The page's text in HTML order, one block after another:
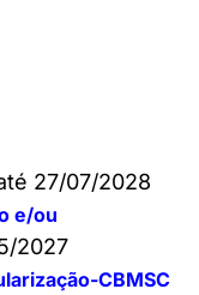
27/07/2028
e/ou
2027
CBMSC